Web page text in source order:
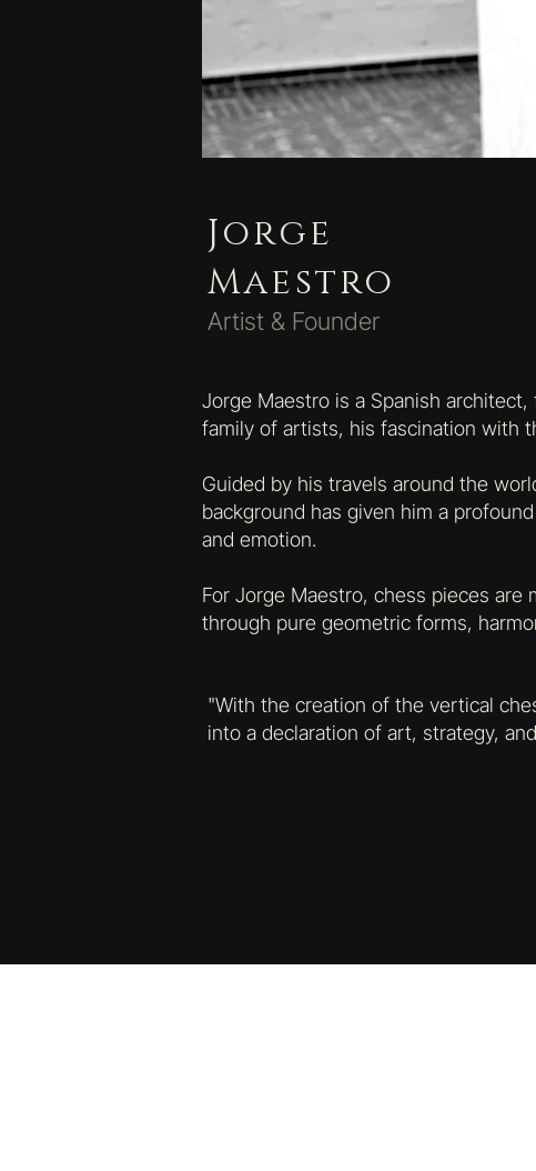
Jorge
Maestro
Artist & Founder
Jorge Maestro is a Spanish
family of artists, his fascination with
Guided by his travels around the
background has given him a
and emotion.
For Jorge Maestro, chess pieces
through pure geometric forms,
"With the creation of the vertical
into a declaration of art, strategy,